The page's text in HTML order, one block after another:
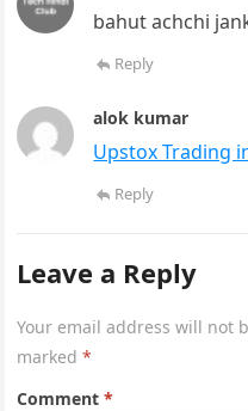
bahut achchi
Reply
alok kumar
Upstox Trading
Reply
Leave a Reply
Your email address will not
marked*
Comment*